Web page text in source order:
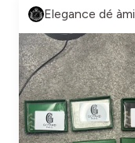
Elegance dé àmi